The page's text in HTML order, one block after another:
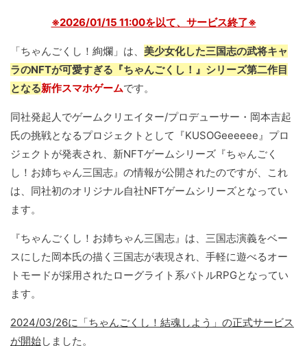
※2026/01/15 11:00を以て、サービス終了※
「ちゃんごくし！絢爛」は、 美少女化した三国志の武将キャ
ラのNFTが可愛すぎる『ちゃんごくし！』シリーズ第二作目
となる新作スマホゲームです。
同社発起人でゲームクリエイター/プロデューサー・岡本吉起
氏の挑戦となるプロジェクトとして『KUSOGeeeeee』プロ
ジェクトが発表され、新NFTゲームシリーズ『ちゃんごく
し！お姉ちゃん三国志』の情報が公開されたのですが、これ
は、同社初のオリジナル自社NFTゲームシリーズとなってい
ます。
『ちゃんごくし！お姉ちゃん三国志』は、三国志演義をベー
スにした岡本氏の描く三国志が表現され、手軽に遊べるオー
トモードが採用されたローグライト系バトルRPGとなってい
ます。
2024/03/26に「ちゃんごくし！結魂しよう」の正式サービス
が開始しました。